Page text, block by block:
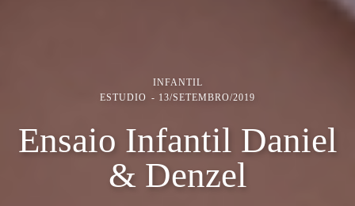
INFANTIL
ESTUDIO
13/SETEMBRO/2019
Ensaio Infantil Daniel
& Denzel